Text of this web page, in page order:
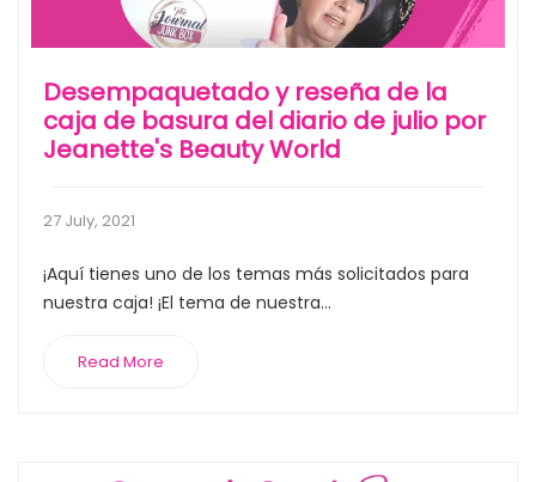
Desempaquetado y reseña de la
caja de basura del diario de julio por
Jeanette's Beauty World
27 July, 2021
¡Aquí tienes uno de los temas más solicitados para
nuestra caja! ¡El tema de nuestra...
Read More